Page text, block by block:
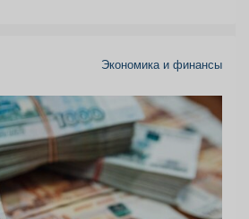
Экономика и финансы